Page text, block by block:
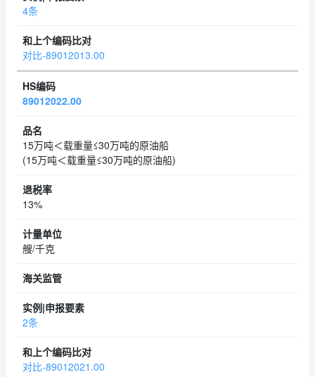
4条
对比-89012013.00
89012022.00
15万吨＜载重量≤30万吨的原油船
(15万吨＜载重量≤30万吨的原油船)
13%
艘/千克
2条
对比-89012021.00